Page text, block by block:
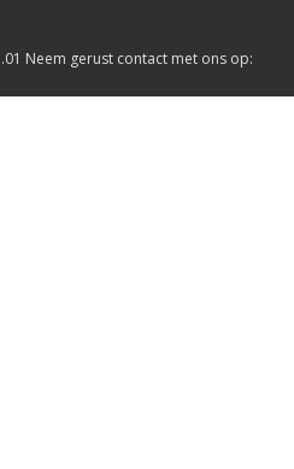
Neem gerust contact met ons op: